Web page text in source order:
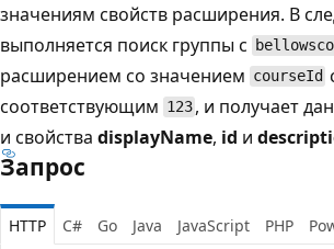
значениям свойств расширения. В
выполняется поиск группы с
расширением со значением courseId
соответствующим 123 , и получает
и свойства displayName, id и
Запрос
HTTP C# Go Java JavaScript PHP